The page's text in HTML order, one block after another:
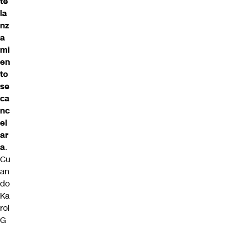
la
nz
a
mi
en
to
se
ca
nc
el
ar
a.
Cu
an
do
Ka
rol
G